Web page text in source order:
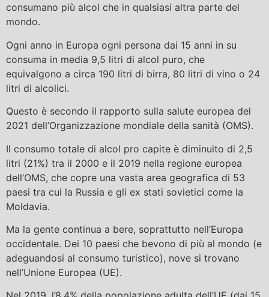
consumano più alcol che in qualsiasi altra parte del
mondo.
Ogni anno in Europa ogni persona dai 15 anni in su
consuma in media 9,5 litri di alcol puro, che
equivalgono a circa 190 litri di birra, 80 litri di vino o 24
litri di alcolici.
Questo è secondo il rapporto sulla salute europea del
2021 dell’Organizzazione mondiale della sanità (OMS).
Il consumo totale di alcol pro capite è diminuito di 2,5
litri (21%) tra il 2000 e il 2019 nella regione europea
dell’OMS, che copre una vasta area geografica di 53
paesi tra cui la Russia e gli ex stati sovietici come la
Moldavia.
Ma la gente continua a bere, soprattutto nell’Europa
occidentale. Dei 10 paesi che bevono di più al mondo (e
adeguandosi al consumo turistico), nove si trovano
nell’Unione Europea (UE).